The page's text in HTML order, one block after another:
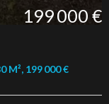
199 000 €
M², 199 000 €